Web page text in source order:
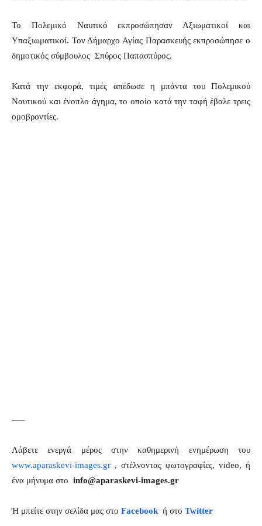
Το Πολεμικό Ναυτικό εκπροσώπησαν Αξιωματικοί και
Υπαξιωματικοί. Τον Δήμαρχο Αγίας Παρασκευής εκπροσώπησε ο
δημοτικός σύμβουλος Σπύρος Παπασπύρος.
Κατά την εκφορά, τιμές απέδωσε η μπάντα του Πολεμικού
Ναυτικού και ένοπλο άγημα, το οποίο κατά την ταφή έβαλε τρεις
ομοβροντίες.
—–
Λάβετε ενεργά μέρος στην καθημερινή ενημέρωση του
www.aparaskevi-images.gr , στέλνοντας φωτογραφίες, video, ή
ένα μήνυμα στο info@aparaskevi-images.gr
Ή μπείτε στην σελίδα μας στο Facebook ή στο Twitter